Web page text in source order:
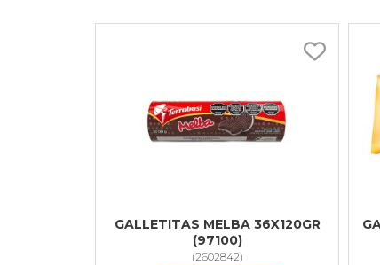
GALLETITAS MELBA 36X120GR
(97100)
(2602842)